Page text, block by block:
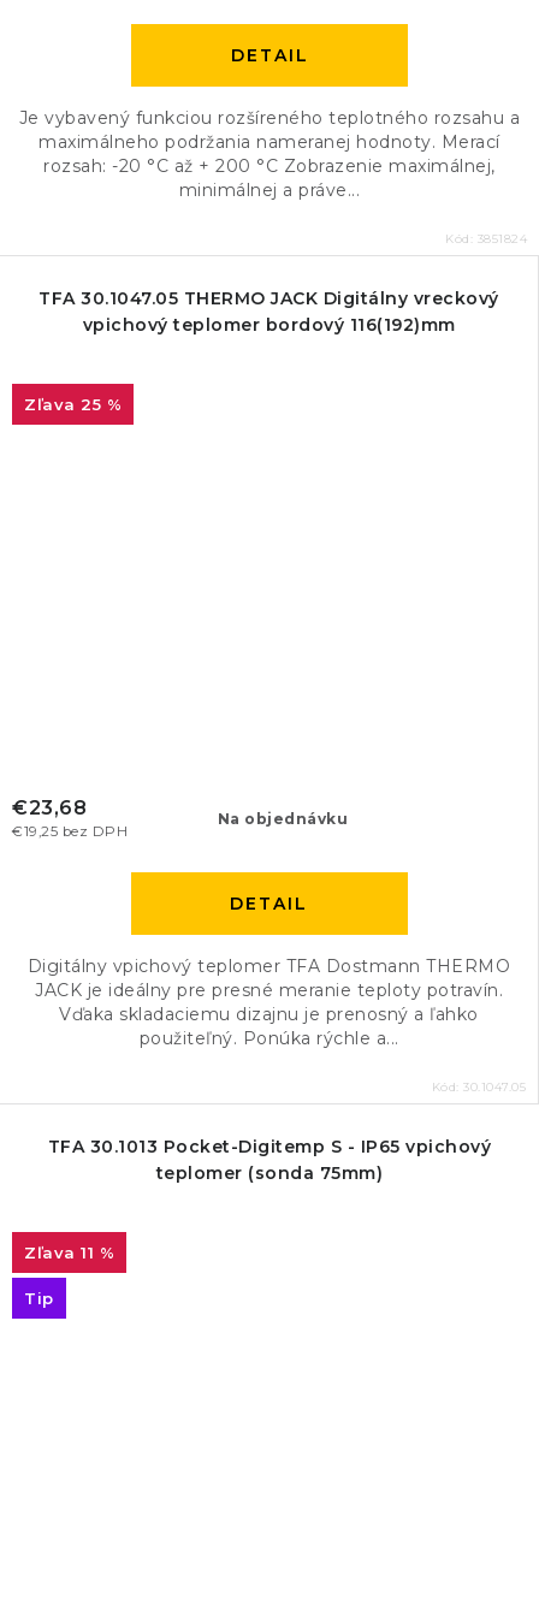
DETAIL
Je vybavený funkciou rozšíreného teplotného rozsahu a
maximálneho podržania nameranej hodnoty. Merací
rozsah: -20 °C až + 200 °C Zobrazenie maximálnej,
minimálnej a práve...
Kód: 3851824
TFA 30.1047.05 THERMO JACK Digitálny vreckový
vpichový teplomer bordový 116(192)mm
25 %
Na objednávku
€19,25 bez DPH
€23,68
DETAIL
Digitálny vpichový teplomer TFA Dostmann THERMO
JACK je ideálny pre presné meranie teploty potravín.
Vďaka skladaciemu dizajnu je prenosný a ľahko
použiteľný. Ponúka rýchle a...
Kód: 30.1047.05
TFA 30.1013 Pocket-Digitemp S - IP65 vpichový
teplomer (sonda 75mm)
11 %
Tip